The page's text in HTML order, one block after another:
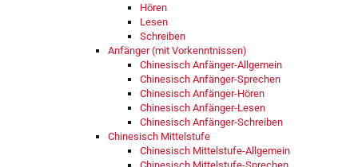
Hören
Lesen
Schreiben
Anfänger (mit Vorkenntnissen)
Chinesisch Anfänger-Allgemein
Chinesisch Anfänger-Sprechen
Chinesisch Anfänger-Hören
Chinesisch Anfänger-Lesen
Chinesisch Anfänger-Schreiben
Chinesisch Mittelstufe
Chinesisch Mittelstufe-Allgemein